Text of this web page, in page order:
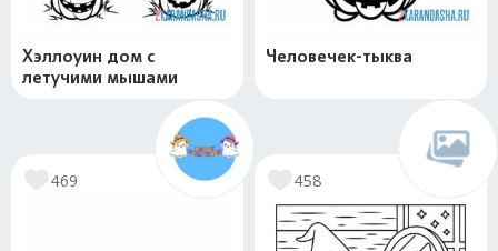
Хэллоуин дом с
летучими мышами
Человечек-тыква
469 458